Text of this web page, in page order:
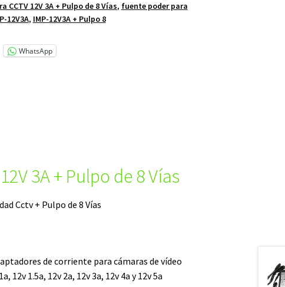
CCTV 12V 3A + Pulpo de 8 Vías, fuente poder para
12V3A, IMP-12V3A + Pulpo 8
WhatsApp
3A + Pulpo de 8 Vías
Cctv + Pulpo de 8 Vías
de corriente para cámaras de vídeo
12v 1.5a, 12v 2a, 12v 3a, 12v 4a y 12v 5a